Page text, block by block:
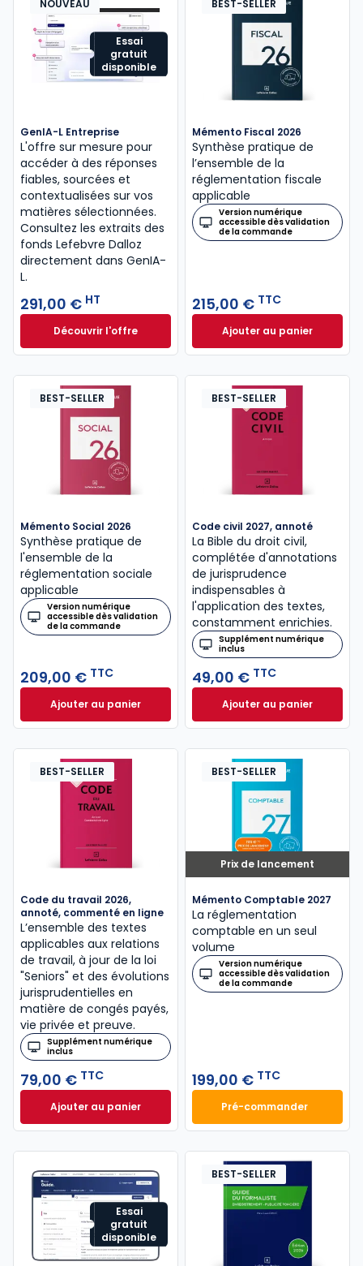
Essai
gratuit
disponible
NOUVEAU
GenIA-L Entreprise
L'offre sur mesure pour
accéder à des réponses
fiables, sourcées et
contextualisées sur vos
matières sélectionnées.
Consultez les extraits des
fonds Lefebvre Dalloz
directement dans GenIA-
L.
291,00 € HT
Découvrir l'offreGenIA-L Entreprise à partir de 291,00 € HT
BEST-SELLER
Mémento Fiscal 2026
Synthèse pratique de
l’ensemble de la
réglementation fiscale
applicable
Version numérique
accessible dès validation
de la commande
215,00 € TTC
Ajouter au panier
Mémento Fiscal
BEST-SELLER
Mémento Social 2026
Synthèse pratique de
l'ensemble de la
réglementation sociale
applicable
Version numérique
accessible dès validation
de la commande
209,00 € TTC
Ajouter au panierMémento Social 2026 à 209,00 € TTC
BEST-SELLER
Code civil 2027, annoté
La Bible du droit civil,
complétée d'annotations
de jurisprudence
indispensables à
l'application des textes,
constamment enrichies.
Supplément numérique
inclus
49,00 € TTC
Ajouter au panier
Code civil 2027,
BEST-SELLER
Code du travail 2026,
annoté, commenté en ligne
L’ensemble des textes
applicables aux relations
de travail, à jour de la loi
"Seniors" et des évolutions
jurisprudentielles en
matière de congés payés,
vie privée et preuve.
Supplément numérique
inclus
79,00 € TTC
Ajouter au panierCode du travail 2026, annoté, commenté en ligne à
Prix de lancement
BEST-SELLER
Mémento Comptable 2027
La réglementation
comptable en un seul
volume
Version numérique
accessible dès validation
de la commande
199,00 € TTC
Pré-commander
Mémento
Essai
gratuit
disponible
BEST-SELLER